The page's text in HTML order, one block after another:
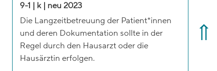
9-1 | k | neu 2023
Die Langzeitbetreuung der Patient*innen
und deren Dokumentation sollte in der
Regel durch den Hausarzt oder die
Hausärztin erfolgen.